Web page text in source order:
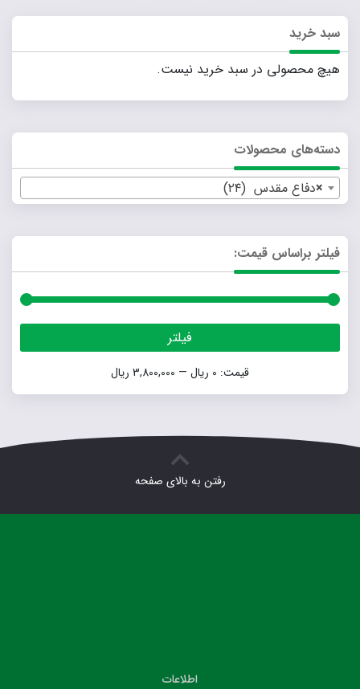
سبد خرید
هیچ محصولی در سبد خرید نیست.
دسته‌های محصولات
×دفاع مقدس (۲۴)
فیلتر براساس قیمت:
فیلتر
قیمت: 0 ریال — 3,800,000 ریال
رفتن به بالای صفحه
اطلاعات